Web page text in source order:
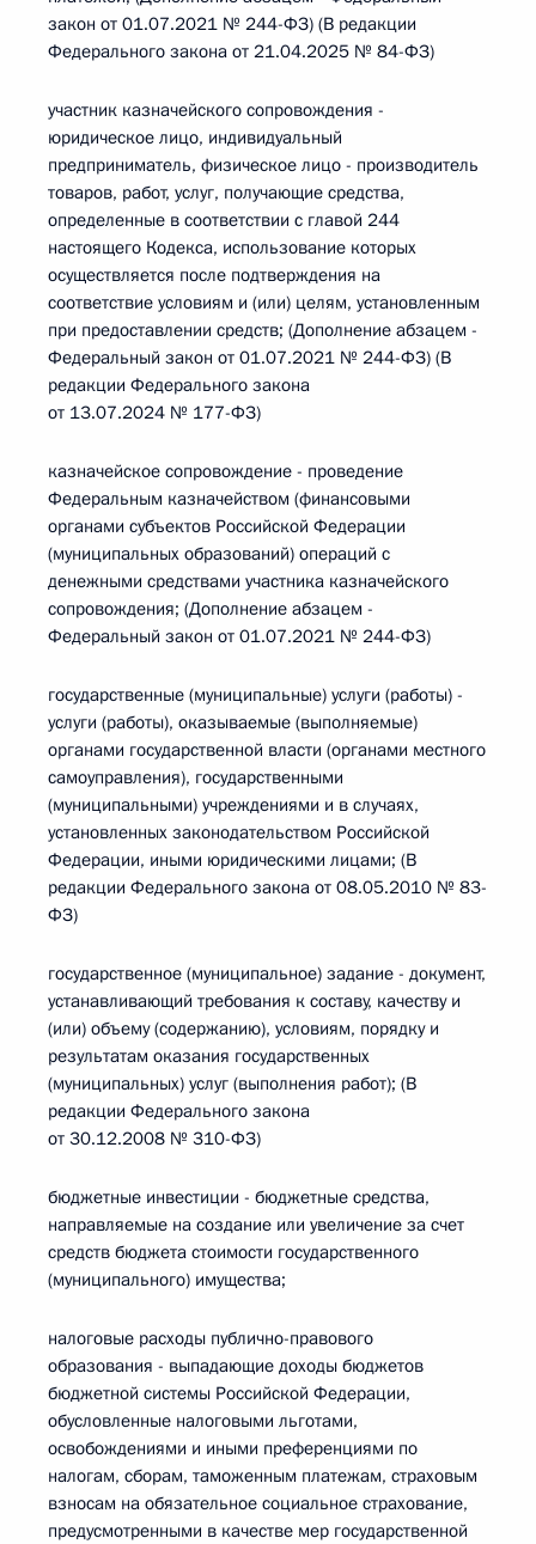
закон от 01.07.2021 № 244-ФЗ) (В редакции
Федерального закона от 21.04.2025 № 84-ФЗ)
участник казначейского сопровождения -
юридическое лицо, индивидуальный
предприниматель, физическое лицо - производитель
товаров, работ, услуг, получающие средства,
определенные в соответствии с главой 244
настоящего Кодекса, использование которых
осуществляется после подтверждения на
соответствие условиям и (или) целям, установленным
при предоставлении средств; (Дополнение абзацем -
Федеральный закон от 01.07.2021 № 244-ФЗ) (В
редакции Федерального закона
от 13.07.2024 № 177-ФЗ)
казначейское сопровождение - проведение
Федеральным казначейством (финансовыми
органами субъектов Российской Федерации
(муниципальных образований) операций с
денежными средствами участника казначейского
сопровождения; (Дополнение абзацем -
Федеральный закон от 01.07.2021 № 244-ФЗ)
государственные (муниципальные) услуги (работы) -
услуги (работы), оказываемые (выполняемые)
органами государственной власти (органами местного
самоуправления), государственными
(муниципальными) учреждениями и в случаях,
установленных законодательством Российской
Федерации, иными юридическими лицами; (В
редакции Федерального закона от 08.05.2010 № 83-
ФЗ)
государственное (муниципальное) задание - документ,
устанавливающий требования к составу, качеству и
(или) объему (содержанию), условиям, порядку и
результатам оказания государственных
(муниципальных) услуг (выполнения работ); (В
редакции Федерального закона
от 30.12.2008 № 310-ФЗ)
бюджетные инвестиции - бюджетные средства,
направляемые на создание или увеличение за счет
средств бюджета стоимости государственного
(муниципального) имущества;
налоговые расходы публично-правового
образования - выпадающие доходы бюджетов
бюджетной системы Российской Федерации,
обусловленные налоговыми льготами,
освобождениями и иными преференциями по
налогам, сборам, таможенным платежам, страховым
взносам на обязательное социальное страхование,
предусмотренными в качестве мер государственной